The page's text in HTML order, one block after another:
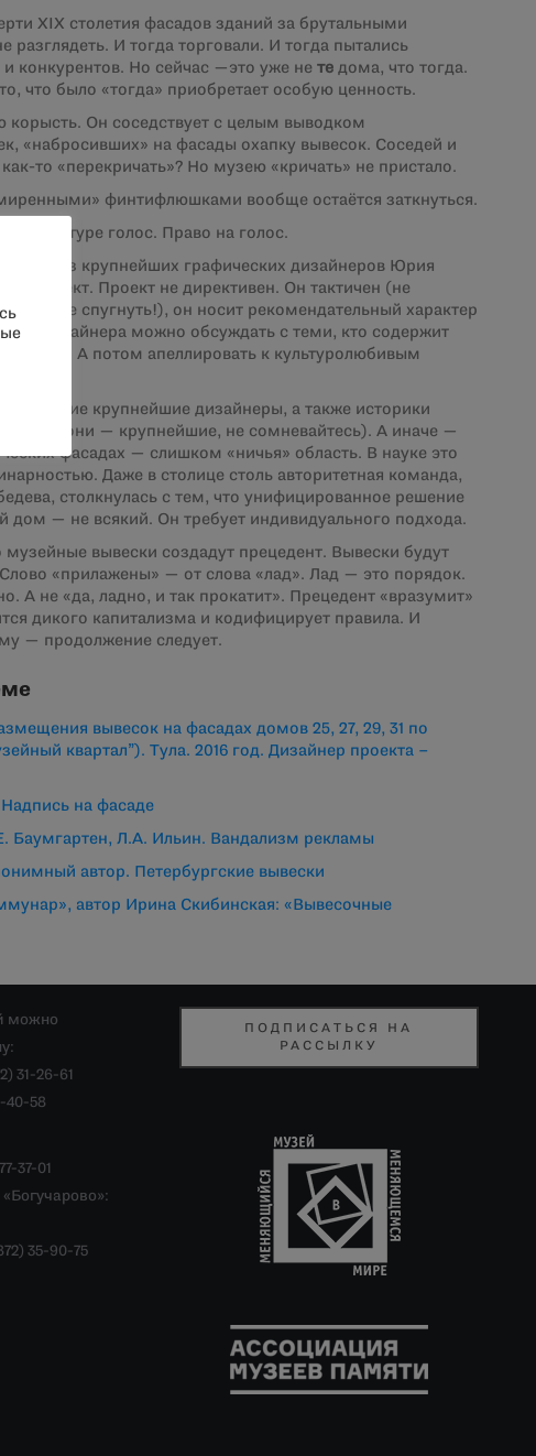
XIX столетия фасадов зданий за брутальными
разглядеть. И тогда торговали. И тогда пытались
и конкурентов. Но сейчас —это уже не те дома, что тогда.
что было «тогда» приобретает особую ценность.
корысть. Он соседствует с целым выводком
«набросивших» на фасады охапку вывесок. Соседей и
то «перекричать»? Но музею «кричать» не пристало.
финтифлюшками вообще остаётся заткнуться.
архитектуре голос. Право на голос.
из крупнейших графических дизайнеров Юрия
проект. Проект не директивен. Он тактичен (не
(не спугнуть!), он носит рекомендательный характер
дизайнера можно обсуждать с теми, кто содержит
А потом апеллировать к культуролюбивым
другие крупнейшие дизайнеры, а также историки
(и они — крупнейшие, не сомневайтесь). А иначе —
фасадах — слишком «ничья» область. В науке это
Даже в столице столь авторитетная команда,
столкнулась с тем, что унифицированное решение
дом — не всякий. Он требует индивидуального подхода.
музейные вывески создадут прецедент. Вывески будут
«прилажены» — от слова «лад». Лад — это порядок.
А не «да, ладно, и так прокатит». Прецедент «вразумит»
дикого капитализма и кодифицирует правила. И
— продолжение следует.
вывесок на фасадах домов 25, 27, 29, 31 по
квартал”). Тула. 2016 год. Дизайнер проекта –
на фасаде
Баумгартен, Л.А. Ильин. Вандализм рекламы
автор. Петербургские вывески
автор Ирина Скибинская: «Вывесочные
можно
31-26-61
40-58
37-01
35-90-75
ПОДПИСАТЬСЯ НА
РАССЫЛКУ